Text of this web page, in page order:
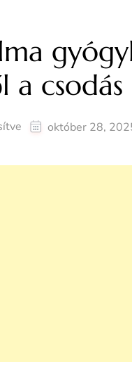
a
október 28,